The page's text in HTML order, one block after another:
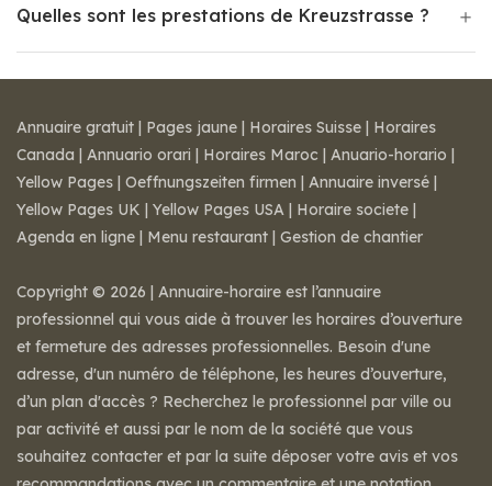
Quelles sont les prestations de Kreuzstrasse ?
Annuaire gratuit | Pages jaune | Horaires Suisse | Horaires
Canada | Annuario orari | Horaires Maroc | Anuario-horario |
Yellow Pages | Oeffnungszeiten firmen | Annuaire inversé |
Yellow Pages UK | Yellow Pages USA | Horaire societe |
Agenda en ligne | Menu restaurant | Gestion de chantier
Copyright © 2026 | Annuaire-horaire est l’annuaire
professionnel qui vous aide à trouver les horaires d’ouverture
et fermeture des adresses professionnelles. Besoin d'une
adresse, d'un numéro de téléphone, les heures d’ouverture,
d’un plan d'accès ? Recherchez le professionnel par ville ou
par activité et aussi par le nom de la société que vous
souhaitez contacter et par la suite déposer votre avis et vos